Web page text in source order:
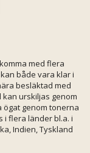
med flera
både vara klar i
besläktad med
urskiljas genom
ögat genom tonerna
i flera länder bl.a. i
Indien, Tyskland